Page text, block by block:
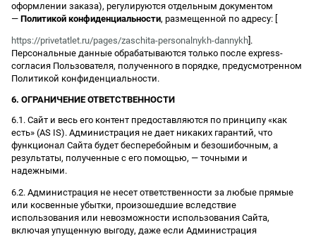
оформлении заказа), регулируются отдельным документом
— Политикой конфиденциальности, размещенной по адресу: [
https://privetatlet.ru/pages/zaschita-personalnykh-dannykh ].
Персональные данные обрабатываются только после express-
согласия Пользователя, полученного в порядке, предусмотренном
Политикой конфиденциальности.
6. ОГРАНИЧЕНИЕ ОТВЕТСТВЕННОСТИ
6.1. Сайт и весь его контент предоставляются по принципу «как
есть» (AS IS). Администрация не дает никаких гарантий, что
функционал Сайта будет бесперебойным и безошибочным, а
результаты, полученные с его помощью, — точными и
надежными.
6.2. Администрация не несет ответственности за любые прямые
или косвенные убытки, произошедшие вследствие
использования или невозможности использования Сайта,
включая упущенную выгоду, даже если Администрация